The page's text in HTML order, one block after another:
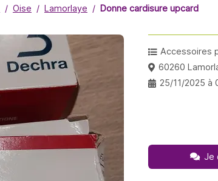
Oise Lamorlaye Donne cardisure upcard
Accessoires
60260
25/11/2025 à
Je